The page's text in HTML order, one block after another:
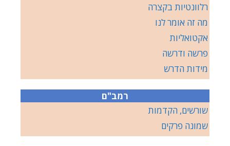
רלוונטיות בקצרה
מה זה אומר לנו
אקטואליות
פרשה ודרשה
מידות הדרש
רמב"ם
שורשים, הקדמות
שמונה פרקים